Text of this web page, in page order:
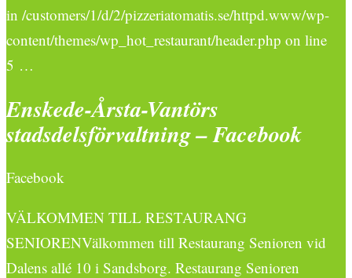
in /customers/1/d/2/pizzeriatomatis.se/httpd.www/wp-
content/themes/wp_hot_restaurant/header.php on line
5 …
Enskede-Årsta-Vantörs
stadsdelsförvaltning – Facebook
Facebook
VÄLKOMMEN TILL RESTAURANG
SENIORENVälkommen till Restaurang Senioren vid
Dalens allé 10 i Sandsborg. Restaurang Senioren